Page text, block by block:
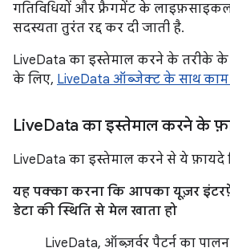
गतिविधियों और फ़्रैगमेंट के
सदस्यता तुरंत रद्द कर दी जाती है.
LiveData का इस्तेमाल करने के तरीके के
के लिए, LiveData ऑब्जेक्ट के साथ काम
LiveData का इस्तेमाल करने के
LiveData का इस्तेमाल करने से ये फ़ायदे
यह पक्का करना कि आपका यूज़र
डेटा की स्थिति से मेल खाता हो
LiveData, ऑब्ज़र्वर पैटर्न का